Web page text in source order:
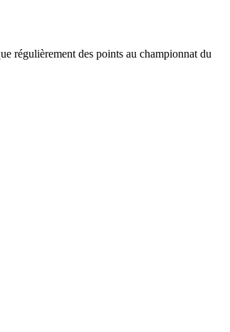
régulièrement des points au championnat du